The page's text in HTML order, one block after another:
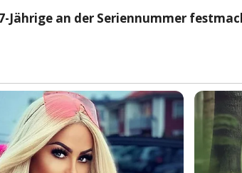
Jährige an der Seriennummer